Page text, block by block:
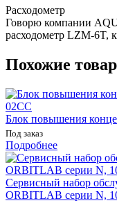
Расходометр
Говорю компании
расходометр LZM-6T,
Похожие
Блок повышения
Под заказ
Подробнее
Сервисный набор
ORBITLAB серии N,